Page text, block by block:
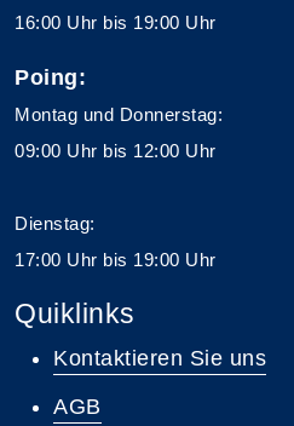
16:00 Uhr bis 19:00 Uhr
Poing:
Montag und Donnerstag:
09:00 Uhr bis 12:00 Uhr
Dienstag:
17:00 Uhr bis 19:00 Uhr
Quiklinks
Kontaktieren Sie uns
AGB